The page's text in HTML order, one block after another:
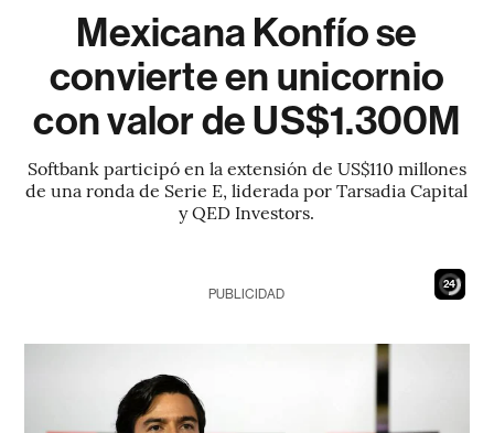
Mexicana Konfío se
convierte en unicornio
con valor de US$1.300M
Softbank participó en la extensión de US$110 millones
de una ronda de Serie E, liderada por Tarsadia Capital
y QED Investors.
23
PUBLICIDAD